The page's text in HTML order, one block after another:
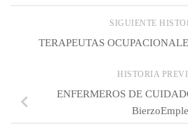
SIGUIENTE
TERAPEUTAS
HISTORIA
ENFERMEROS DE